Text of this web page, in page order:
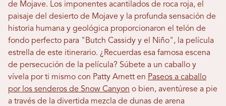
de Mojave. Los imponentes acantilados de roca roja, el
paisaje del desierto de Mojave y la profunda sensación de
historia humana y geológica proporcionaron el telón de
fondo perfecto para "Butch Cassidy y el Niño", la película
estrella de este itinerario. ¿Recuerdas esa famosa escena
de persecución de la película? Súbete a un caballo y
vívela por ti mismo con Patty Arnett en Paseos a caballo
por los senderos de Snow Canyon o bien, aventúrese a pie
a través de la divertida mezcla de dunas de arena